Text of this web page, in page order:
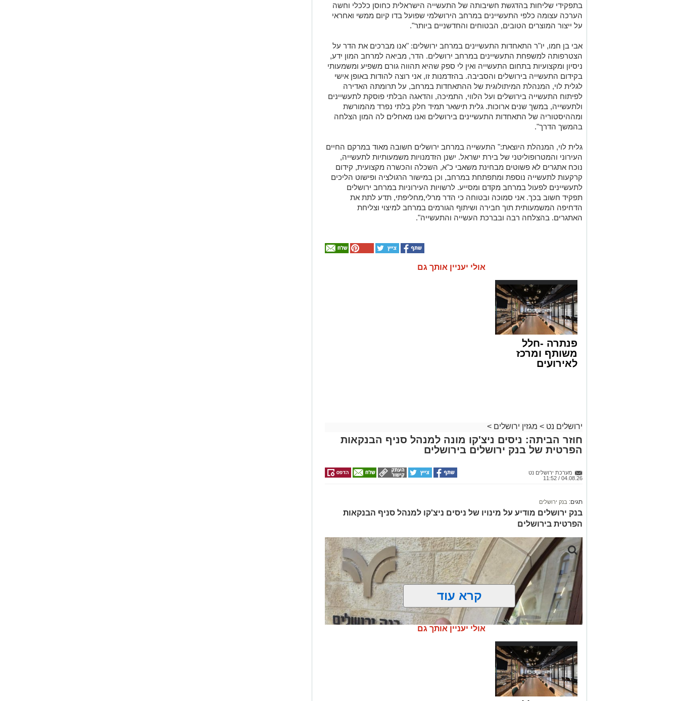
בתפקידי שליחות בהדגשת חשיבותה של התעשייה הישראלית כחוסן כלכלי וחשה
הערכה עצומה כלפי התעשיינים במרחב הירושלמי שפועל בדו קיום ממשי ואחראי
על ייצור המוצרים הטובים, הבטוחים והחדשניים ביותר".
אבי בן חמו, יו"ר התאחדות התעשיינים במרחב ירושלים:
"אנו מברכים את הדר על
הצטרפותה למשפחת התעשיינים במרחב ירושלים. הדר, מביאה למרחב המון ידע,
ניסיון ומקצועיות בתחום התעשייה ואין לי ספק שהיא תהווה גורם משפיע ומשמעותי
בקידום התעשייה בירושלים והסביבה. בהזדמנות זו, אני רוצה להודות באופן אישי
לגלית לוי, המנהלת המיתולוגית של ההתאחדות במרחב, על תרומתה האדירה
לפיתוח התעשייה בירושלים ועל הלווי, התמיכה, והדאגה הבלתי פוסקת לתעשיינים
ולתעשייה, במשך שנים ארוכות. גלית תישאר תמיד חלק בלתי נפרד מהמורשת
ומההיסטוריה של התאחדות התעשיינים בירושלים ואנו מאחלים לה המון הצלחה
בהמשך הדרך".
גלית לוי, המנהלת היוצאת:" התעשייה במרחב ירושלים חשובה מאוד במרקם החיים
העירוני והמטרופוליטני של בירת ישראל. ישנן הזדמנויות משמעותיות לתעשייה,
נוכח אתגרים לא פשוטים מבחינת משאבי כ"א, השכלה והכשרה מקצועית, קידום
קרקעות לתעשייה נוספת ומתפתחת במרחב, וכן במישור הרגולציה ופישוט הליכים
לתעשיינים לפעול במרחב מקדם ומסייע. לרשויות העירוניות במרחב ירושלים
תפקיד חשוב בכך. אני סמוכה ובטוחה כי הדר מרלי,מחליפתי, תדע לתת את
הדחיפה המשמעותית תוך חבירה ושיתוף הגורמים במרחב למיצוי וצליחת
האתגרים. בהצלחה רבה ובברכת העשייה והתעשייה"
.
אולי יעניין אותך גם
פנתרה -חלל
משותף ומרכז
לאירועים
ירושלים נט > מגזין ירושלים >
חוזר הביתה: ניסים ניצ'קו מונה למנהל סניף הבנקאות
הפרטית של בנק ירושלים בירושלים
מערכת ירושלים נט
04.08.26 / 11:52
תגים: בנק ירושלים
בנק ירושלים מודיע על מינויו של ניסים ניצ'קו למנהל סניף הבנקאות
הפרטית בירושלים
קרא עוד
אולי יעניין אותך גם